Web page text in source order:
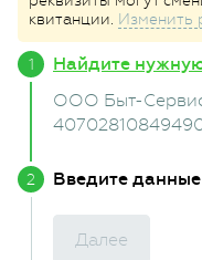
квитанции. Изменить
Найдите
ООО Быт-
Введите
Далее